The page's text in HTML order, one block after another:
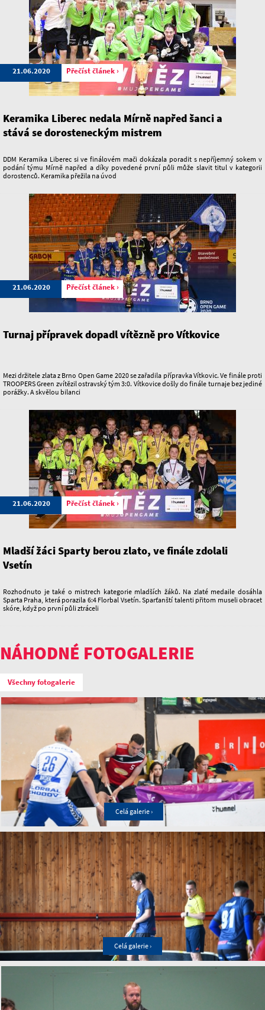
21.06.2020 Přečíst článek ›
Keramika Liberec nedala Mírně napřed šanci a
stává se dorosteneckým mistrem
DDM Keramika Liberec si ve finálovém mači dokázala poradit s nepříjemný sokem v
podání týmu Mírně napřed a díky povedené první půli může slavit titul v kategorii
dorostenců. Keramika přežila na úvod
21.06.2020 Přečíst článek ›
Turnaj přípravek dopadl vítězně pro Vítkovice
Mezi držitele zlata z Brno Open Game 2020 se zařadila přípravka Vítkovic. Ve finále proti
TROOPERS Green zvítězil ostravský tým 3:0. Vítkovice došly do finále turnaje bez jediné
porážky. A skvělou bilanci
21.06.2020 Přečíst článek ›
Mladší žáci Sparty berou zlato, ve finále zdolali
Vsetín
Rozhodnuto je také o mistrech kategorie mladších žáků. Na zlaté medaile dosáhla
Sparta Praha, která porazila 6:4 Florbal Vsetín. Sparťanští talenti přitom museli obracet
skóre, když po první půli ztráceli
NÁHODNÉ FOTOGALERIE
Všechny fotogalerie
Celá galerie ›
Celá galerie ›